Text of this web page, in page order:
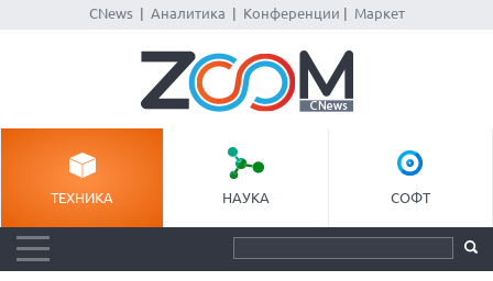
CNews| Аналитика Конференции Маркет
ТЕХНИКА НАУКА СОФТ